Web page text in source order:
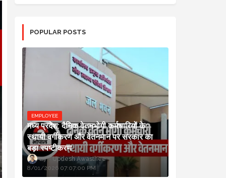
POPULAR POSTS
EMPLOYEE
मध्य प्रदेश: दैनिक वेतनभोगी कर्मचारियों के
स्थायी वर्गीकरण और वेतनमान पर सरकार का
बड़ा स्पष्टीकरण
Updesh Awasthee
8/01/2026 07:07:00 PM